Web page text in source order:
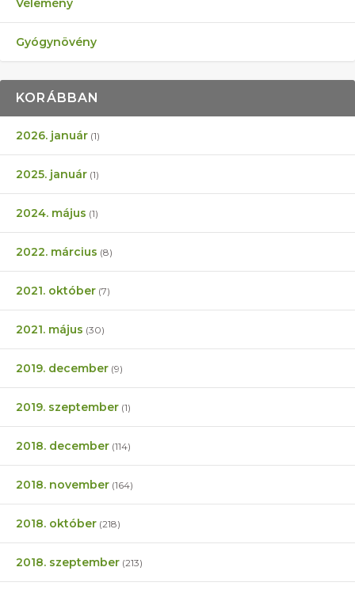
Vélemény
Gyógynövény
KORÁBBAN
2026. január (1)
2025. január (1)
2024. május (1)
2022. március (8)
2021. október (7)
2021. május (30)
2019. december (9)
2019. szeptember (1)
2018. december (114)
2018. november (164)
2018. október (218)
2018. szeptember (213)